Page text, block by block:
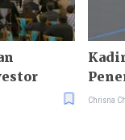
Chrisna